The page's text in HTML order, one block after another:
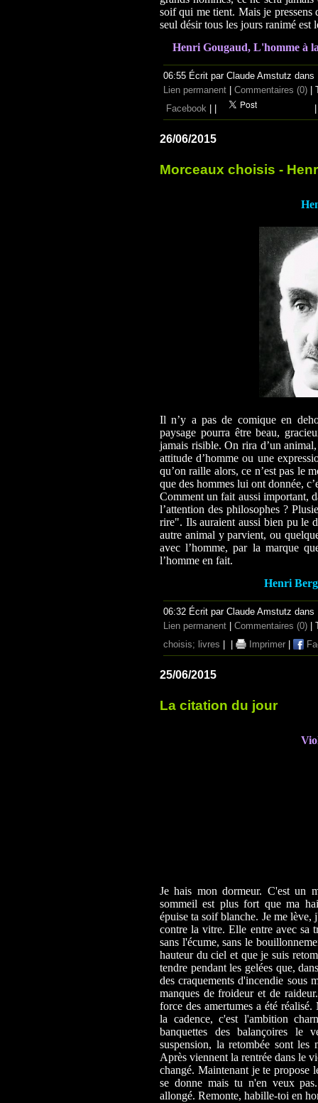
soif qui me tient. Mais je pressens
seul désir tous les jours ranimé est
Henri Gougaud, L'homme à
06:55 Écrit par Claude Amstutz dans
Lien permanent
Commentaires (0) |
Facebook
26/06/2015
Morceaux choisis -
Il n’y a pas de comique en
paysage pourra être beau,
jamais risible. On rira d’un
attitude d’homme ou une
qu’on raille alors, ce n’est pas le
que des hommes lui ont donnée,
Comment un fait aussi important,
l’attention des philosophes ?
rire". Ils auraient aussi bien pu le
autre animal y parvient, ou
avec l’homme, par la marque
l’homme en fait.
Henri
06:32 Écrit par Claude Amstutz dans
Lien permanent | Commentaires (0) |
choisis; livres | | Imprimer |
25/06/2015
La citation du jour
Je hais mon dormeur. C'est un
sommeil est plus fort que ma
épuise ta soif blanche. Je me lève,
contre la vitre. Elle entre avec sa
sans l'écume, sans le
hauteur du ciel et que je suis
tendre pendant les gelées que,
des craquements d'incendie sous
manques de froideur et de
force des amertumes a été
la cadence, c'est l'ambition
banquettes des balançoires
suspension, la retombée sont les
Après viennent la rentrée dans le
changé. Maintenant je te propose
se donne mais tu n'en veux
allongé. Remonte, habille-toi en